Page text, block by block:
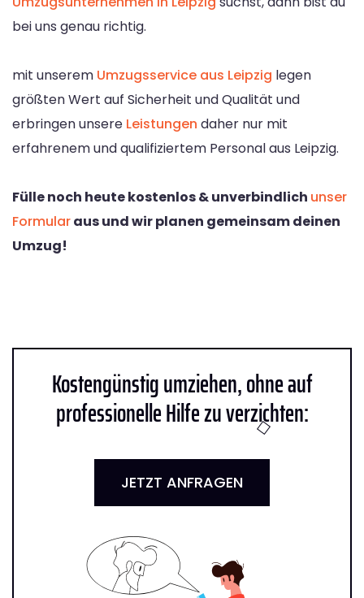
bei uns genau richtig.
mit unserem Umzugsservice aus Leipzig legen
größten Wert auf Sicherheit und Qualität und
erbringen unsere Leistungen daher nur mit
erfahrenem und qualifiziertem Personal aus Leipzig.
Fülle noch heute kostenlos & unverbindlich unser
Formularaus und wir planen gemeinsam deinen
Umzug!
Kostengünstig umziehen, ohne auf
professionelle Hilfe zu verzichten:
JETZT ANFRAGEN